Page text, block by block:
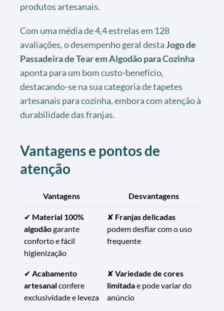
produtos artesanais.
Com uma média de 4,4 estrelas em 128
avaliações, o desempenho geral destaJogo de
Passadeira de Tear em Algodão para Cozinha
aponta para um bom custo-benefício,
destacando-se na sua categoria de tapetes
artesanais para cozinha, embora com atenção à
durabilidade das franjas.
Vantagens e pontos de
atenção
Vantagens Desvantagens
✔ Material 100%
algodãogarante
conforto e fácil
higienização
✘ Franjas delicadas
podem desfiar com o uso
frequente
✔ Acabamento
artesanalconfere
exclusividade e leveza
✘ Variedade de cores
limitadae pode variar do
anúncio